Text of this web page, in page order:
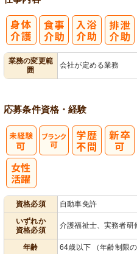
業務の変更範
囲
会社が定める業務
応募条件資格・経験
資格必須
自動車免許
いずれか
資格必須
介護福祉士、実務者研
年齢 64歳以下 （年齢制限